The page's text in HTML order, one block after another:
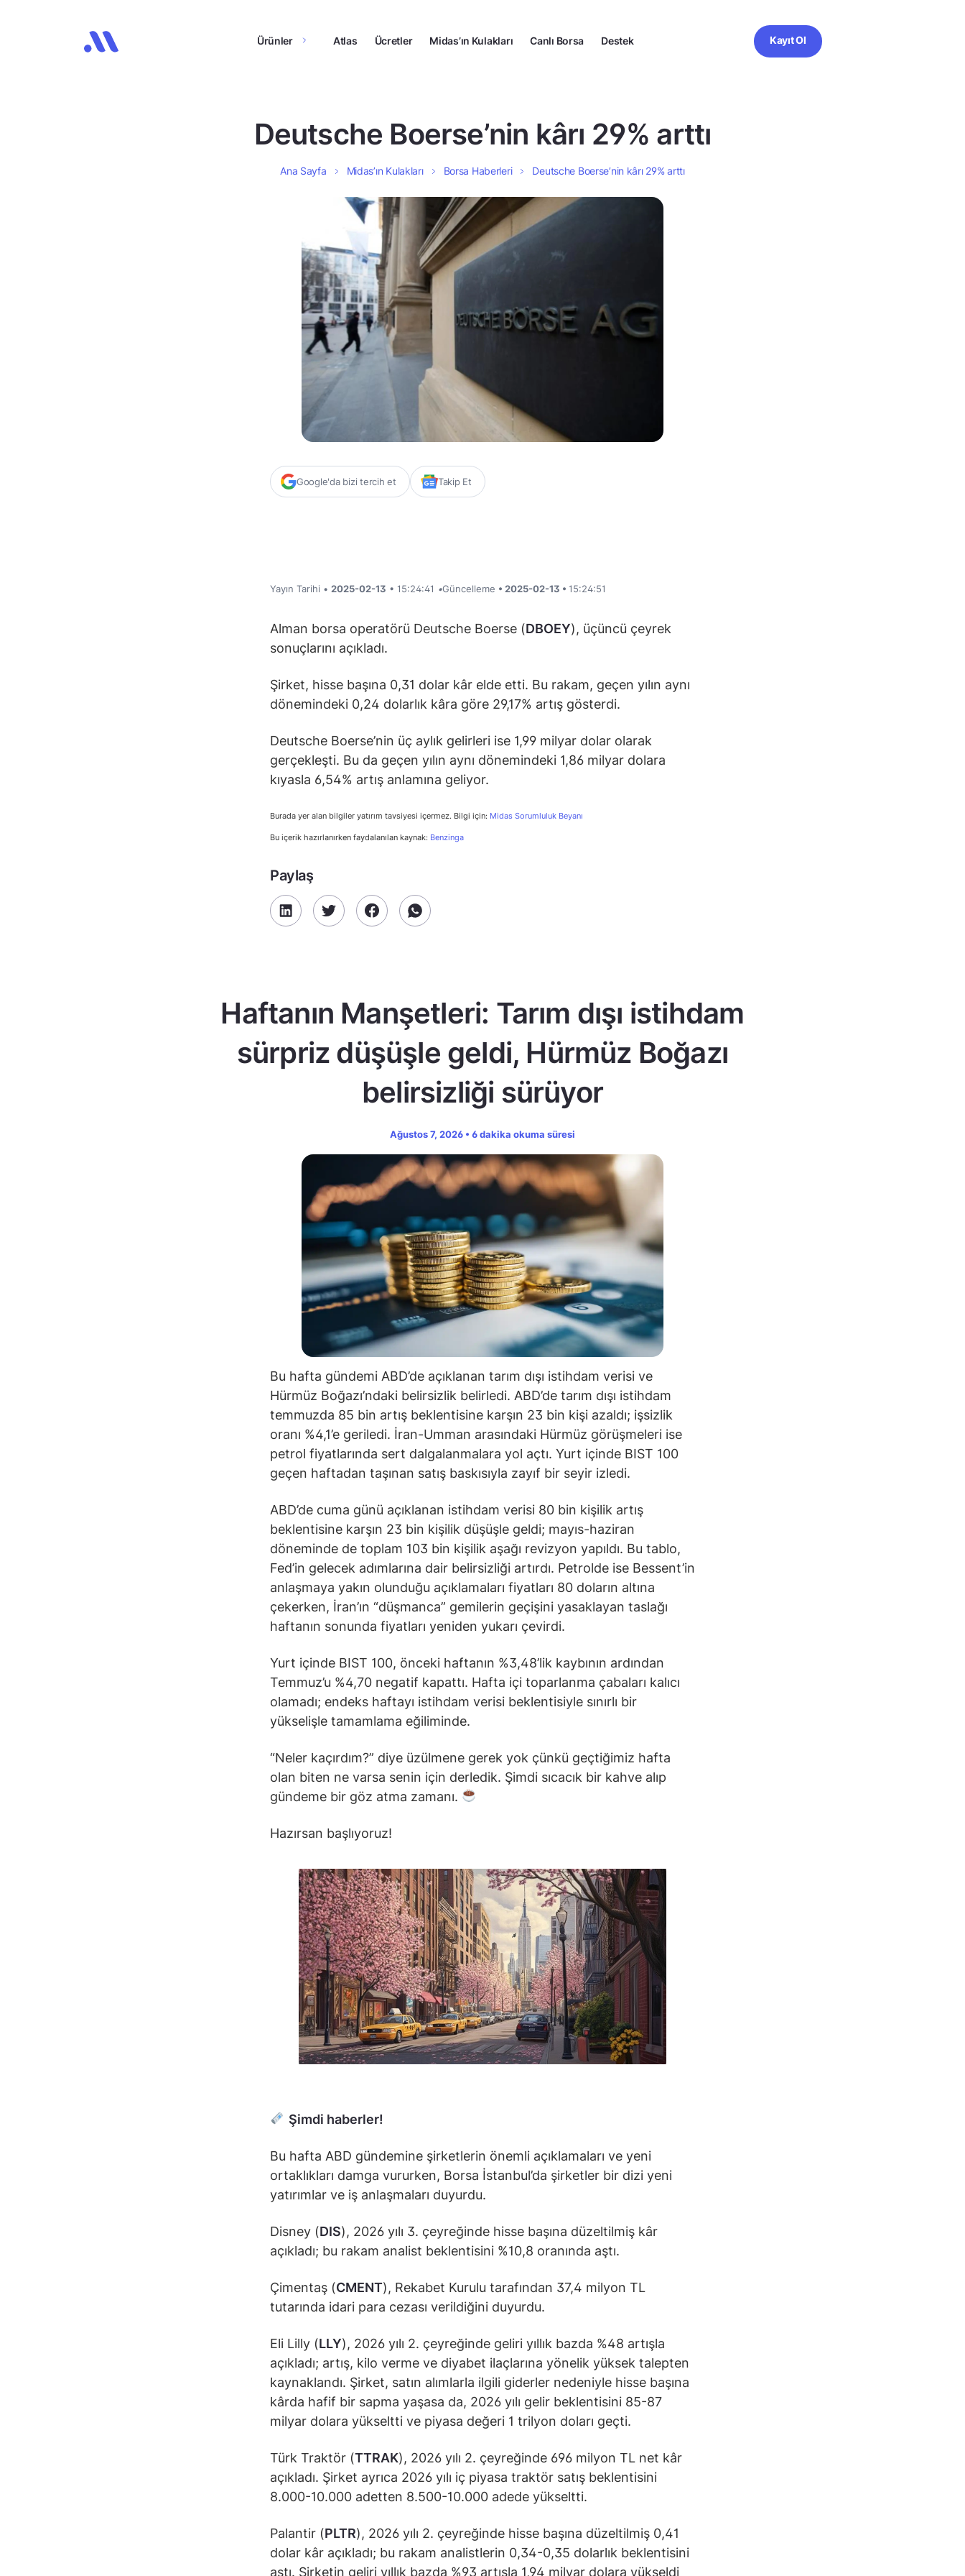
Ürünler Atlas Ücretler Midas’ın Kulakları Canlı Borsa Destek Kayıt Ol
Deutsche Boerse’nin kârı 29% arttı
Ana Sayfa Midas’ın Kulakları Borsa Haberleri Deutsche Boerse’nin kârı 29% arttı
Google'da bizi tercih et Takip Et
Yayın Tarihi • 2025-02-13 • 15:24:41 •Güncelleme • 2025-02-13 • 15:24:51
Alman borsa operatörü Deutsche Boerse (DBOEY), üçüncü çeyrek
sonuçlarını açıkladı.
Şirket, hisse başına 0,31 dolar kâr elde etti. Bu rakam, geçen yılın aynı
dönemindeki 0,24 dolarlık kâra göre 29,17% artış gösterdi.
Deutsche Boerse’nin üç aylık gelirleri ise 1,99 milyar dolar olarak
gerçekleşti. Bu da geçen yılın aynı dönemindeki 1,86 milyar dolara
kıyasla 6,54% artış anlamına geliyor.
Burada yer alan bilgiler yatırım tavsiyesi içermez. Bilgi için: Midas Sorumluluk Beyanı
Bu içerik hazırlanırken faydalanılan kaynak: Benzinga
Paylaş
Haftanın Manşetleri: Tarım dışı istihdam
sürpriz düşüşle geldi, Hürmüz Boğazı
belirsizliği sürüyor
Ağustos 7, 2026 • 6 dakika okuma süresi
Bu hafta gündemi ABD’de açıklanan tarım dışı istihdam verisi ve
Hürmüz Boğazı’ndaki belirsizlik belirledi. ABD’de tarım dışı istihdam
temmuzda 85 bin artış beklentisine karşın 23 bin kişi azaldı; işsizlik
oranı %4,1’e geriledi. İran-Umman arasındaki Hürmüz görüşmeleri ise
petrol fiyatlarında sert dalgalanmalara yol açtı. Yurt içinde BIST 100
geçen haftadan taşınan satış baskısıyla zayıf bir seyir izledi.
ABD’de cuma günü açıklanan istihdam verisi 80 bin kişilik artış
beklentisine karşın 23 bin kişilik düşüşle geldi; mayıs-haziran
döneminde de toplam 103 bin kişilik aşağı revizyon yapıldı. Bu tablo,
Fed’in gelecek adımlarına dair belirsizliği artırdı. Petrolde ise Bessent’in
anlaşmaya yakın olunduğu açıklamaları fiyatları 80 doların altına
çekerken, İran’ın “düşmanca” gemilerin geçişini yasaklayan taslağı
haftanın sonunda fiyatları yeniden yukarı çevirdi.
Yurt içinde BIST 100, önceki haftanın %3,48’lik kaybının ardından
Temmuz’u %4,70 negatif kapattı. Hafta içi toparlanma çabaları kalıcı
olamadı; endeks haftayı istihdam verisi beklentisiyle sınırlı bir
yükselişle tamamlama eğiliminde.
“Neler kaçırdım?” diye üzülmene gerek yok çünkü geçtiğimiz hafta
olan biten ne varsa senin için derledik. Şimdi sıcacık bir kahve alıp
gündeme bir göz atma zamanı.
Hazırsan başlıyoruz!
Şimdi haberler!
Bu hafta ABD gündemine şirketlerin önemli açıklamaları ve yeni
ortaklıkları damga vururken, Borsa İstanbul’da şirketler bir dizi yeni
yatırımlar ve iş anlaşmaları duyurdu.
Disney (DIS), 2026 yılı 3. çeyreğinde hisse başına düzeltilmiş kâr
açıkladı; bu rakam analist beklentisini %10,8 oranında aştı.
Çimentaş (CMENT), Rekabet Kurulu tarafından 37,4 milyon TL
tutarında idari para cezası verildiğini duyurdu.
Eli Lilly (LLY), 2026 yılı 2. çeyreğinde geliri yıllık bazda %48 artışla
açıkladı; artış, kilo verme ve diyabet ilaçlarına yönelik yüksek talepten
kaynaklandı. Şirket, satın alımlarla ilgili giderler nedeniyle hisse başına
kârda hafif bir sapma yaşasa da, 2026 yılı gelir beklentisini 85-87
milyar dolara yükseltti ve piyasa değeri 1 trilyon doları geçti.
Türk Traktör (TTRAK), 2026 yılı 2. çeyreğinde 696 milyon TL net kâr
açıkladı. Şirket ayrıca 2026 yılı iç piyasa traktör satış beklentisini
8.000-10.000 adetten 8.500-10.000 adede yükseltti.
Palantir (PLTR), 2026 yılı 2. çeyreğinde hisse başına düzeltilmiş 0,41
dolar kâr açıkladı; bu rakam analistlerin 0,34-0,35 dolarlık beklentisini
aştı. Şirketin geliri yıllık bazda %93 artışla 1,94 milyar dolara yükseldi